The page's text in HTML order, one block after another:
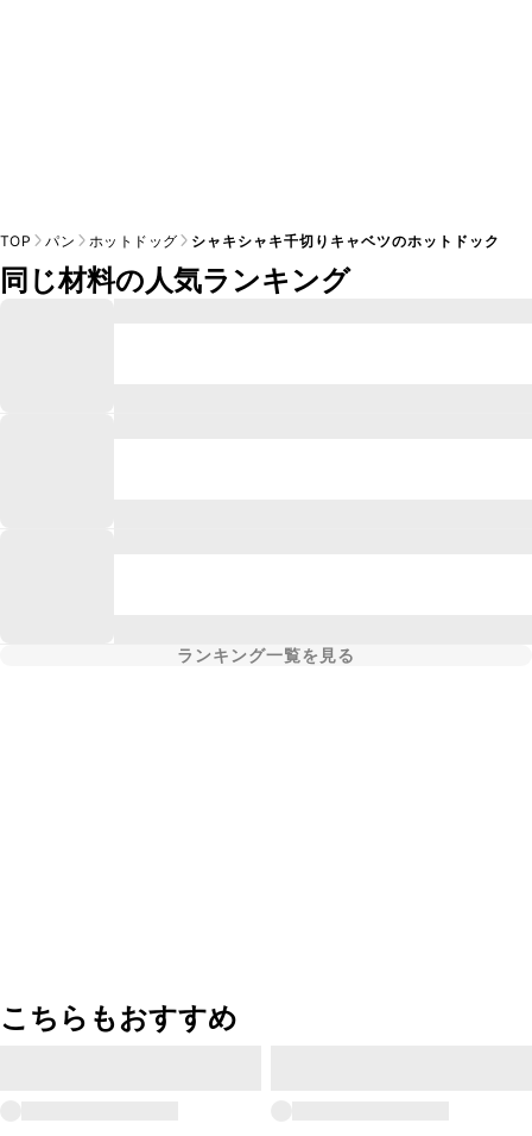
TOP パン ホットドッグ シャキシャキ千切りキャベツのホットドック
同じ材料の人気ランキング
ランキング一覧を見る
こちらもおすすめ